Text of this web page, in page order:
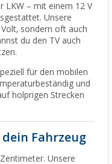
LKW – mit einem 12 V
Unsere
sondern oft auch
du den TV auch
für den mobilen
und
holprigen Strecken
Fahrzeug
Unsere